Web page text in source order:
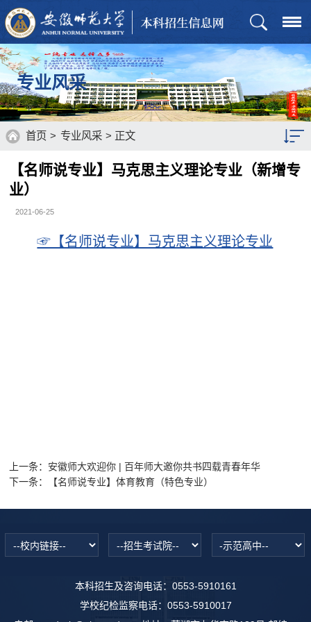
专业风采
首页 > 专业风采 > 正文
【名师说专业】马克思主义理论专业（新增专
业）
2021-06-25
☞【名师说专业】马克思主义理论专业
上一条： 安徽师大欢迎你 | 百年师大邀你共书四载青春年华
下一条：
【名师说专业】体育教育（特色专业）
本科招生及咨询电话：0553-5910161
学校纪检监察电话：0553-5910017